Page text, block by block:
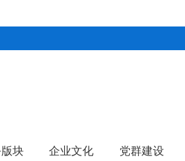
块 企业文化 党群建设